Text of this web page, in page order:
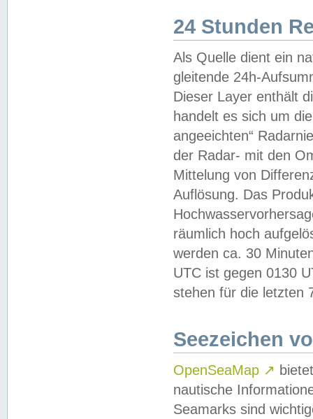
24 Stunden
Als Quelle dient ein
gleitende 24h-
Dieser Layer enthält
handelt es sich um
angeeichten“
der Radar- mit den
Mittelung von
Auflösung. Das
räumlich hoch
werden ca. 30
UTC ist gegen 0130
stehen für die letzten
Seezeichen
OpenSeaMap ↗
nautische
Seamarks sind